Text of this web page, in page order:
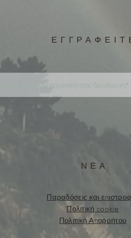
ΝΕΑ
Παραδόσεις και
Πολιτική cookie
Πολιτική Απορρήτου